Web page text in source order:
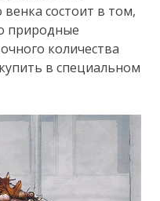
состоит в том,
природные
количества
в специальном